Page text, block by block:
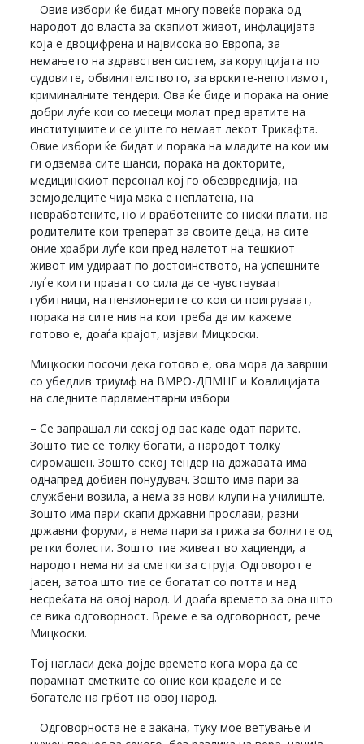
– Овие избори ќе бидат многу повеќе порака од
народот до власта за скапиот живот, инфлацијата
која е двоцифрена и највисока во Европа, за
немањето на здравствен систем, за корупцијата по
судовите, обвинителството, за врските-непотизмот,
криминалните тендери. Ова ќе биде и порака на оние
добри луѓе кои со месеци молат пред вратите на
институциите и се уште го немаат лекот Трикафта.
Овие избори ќе бидат и порака на младите на кои им
ги одземаа сите шанси, порака на докторите,
медицинскиот персонал кој го обезвреднија, на
земјоделците чија мака е неплатена, на
невработените, но и вработените со ниски плати, на
родителите кои треперат за своите деца, на сите
оние храбри луѓе кои пред налетот на тешкиот
живот им удираат по достоинството, на успешните
луѓе кои ги прават со сила да се чувствуваат
губитници, на пензионерите со кои си поигруваат,
порака на сите нив на кои треба да им кажеме
готово е, доаѓа крајот, изјави Мицкоски.
Мицкоски посочи дека готово е, ова мора да заврши
со убедлив триумф на ВМРО-ДПМНЕ и Коалицијата
на следните парламентарни избори
– Се запрашал ли секој од вас каде одат парите.
Зошто тие се толку богати, а народот толку
сиромашен. Зошто секој тендер на државата има
однапред добиен понудувач. Зошто има пари за
службени возила, а нема за нови клупи на училиште.
Зошто има пари скапи државни прослави, разни
државни форуми, а нема пари за грижа за болните од
ретки болести. Зошто тие живеат во хациенди, а
народот нема ни за сметки за струја. Одговорот е
јасен, затоа што тие се богатат со потта и над
несреќата на овој народ. И доаѓа времето за она што
се вика одговорност. Време е за одговорност, рече
Мицкоски.
Тој нагласи дека дојде времето кога мора да се
порамнат сметките со оние кои краделе и се
богателе на грбот на овој народ.
– Одговорноста не е закана, туку мое ветување и